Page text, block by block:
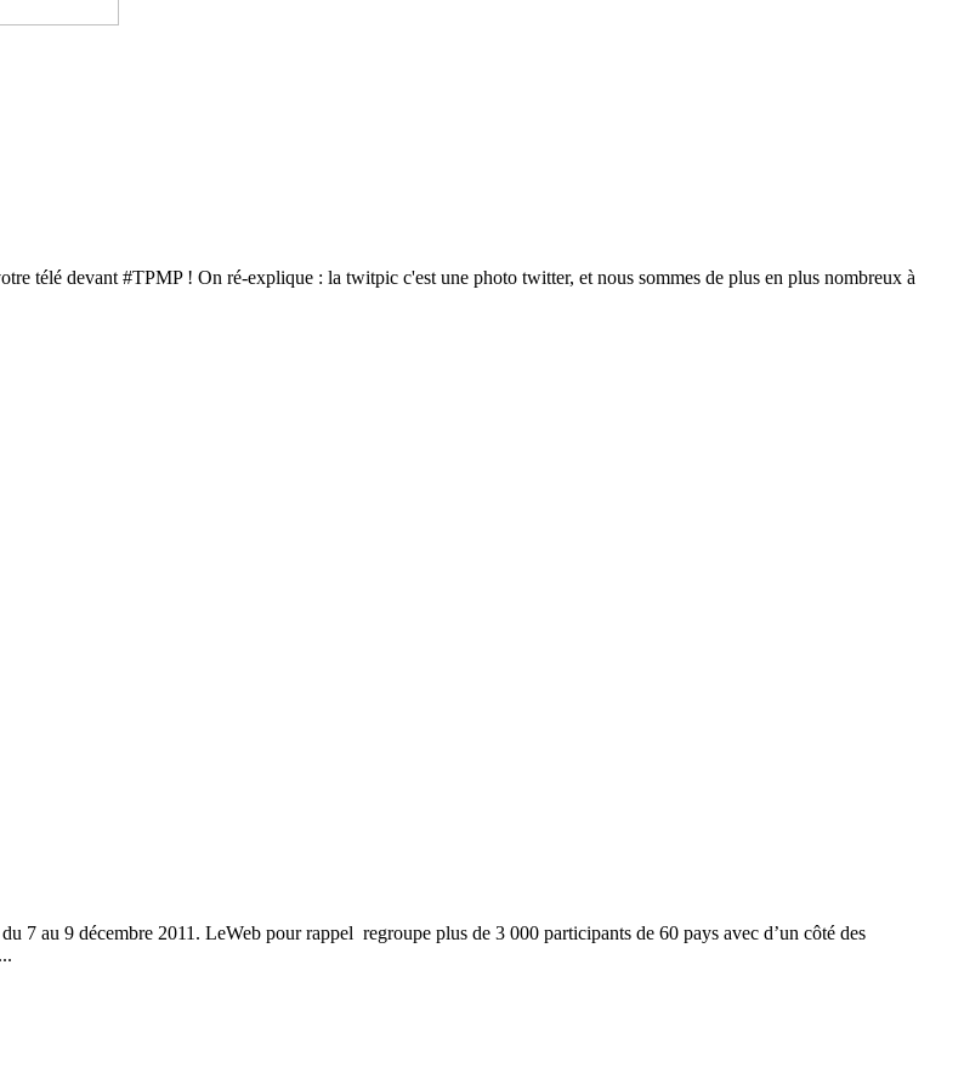
télé devant #TPMP ! On ré-explique : la twitpic c'est une photo twitter, et nous sommes de plus en plus nombreux à
7 au 9 décembre 2011. LeWeb pour rappel regroupe plus de 3 000 participants de 60 pays avec d’un côté des